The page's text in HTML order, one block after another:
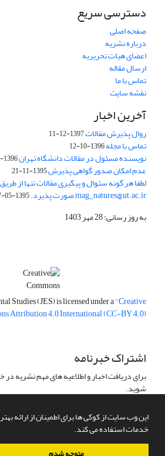
این وب سایت از کوکی ها برای اطمینان از ارائه
خدمات استفاده می کند.
دسترسی سریع
صفحه اصلی
درباره نشریه
اعضای هیات تحریریه
ارسال مقاله
تماس با ما
نقشه سایت
آخرین اخبار
روال پذیرش مقالات1397-12-11
تماس با مجله1396-10-12
نویسنده مسئول در مقالات دانشگاه تهران1396-01-11
عدم امکان صدور گواهی پذیرش1395-11-21
لطفا هر گونه سئوال و پیگیری مقالات تنها از
mag_natures@ut.ac.ir صورت پذیرد. 1395-05-27
به روز رسانی: 28 مهر 1403
Studies (JES) is licensed under a"Creative
Attribution 4.0 International (CC-BY 4.0)"
اشتراک خبرنامه
برای دریافت اخبار و اطلاعیه های مهم نشریه
شوید.